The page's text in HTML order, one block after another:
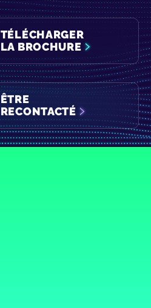
TÉLÉCHARGER
LA BROCHURE
ÊTRE
RECONTACTÉ